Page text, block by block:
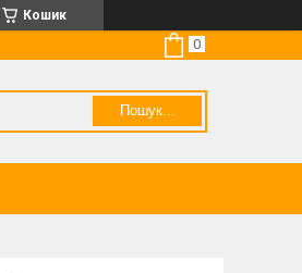
Кошик
Пошук...